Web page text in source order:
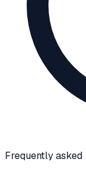
Frequently asked